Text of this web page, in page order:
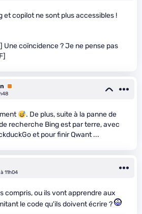
et copilot ne sont plus accessibles !
Une coïncidence ? Je ne pense pas
Premium
. De plus, suite à la panne de
recherche Bing est par terre, avec
et pour finir Qwant ...
11h04
compris, ou ils vont apprendre aux
le code qu'ils doivent écrire ?